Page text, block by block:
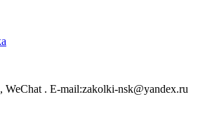
. E-mail:zakolki-nsk@yandex.ru